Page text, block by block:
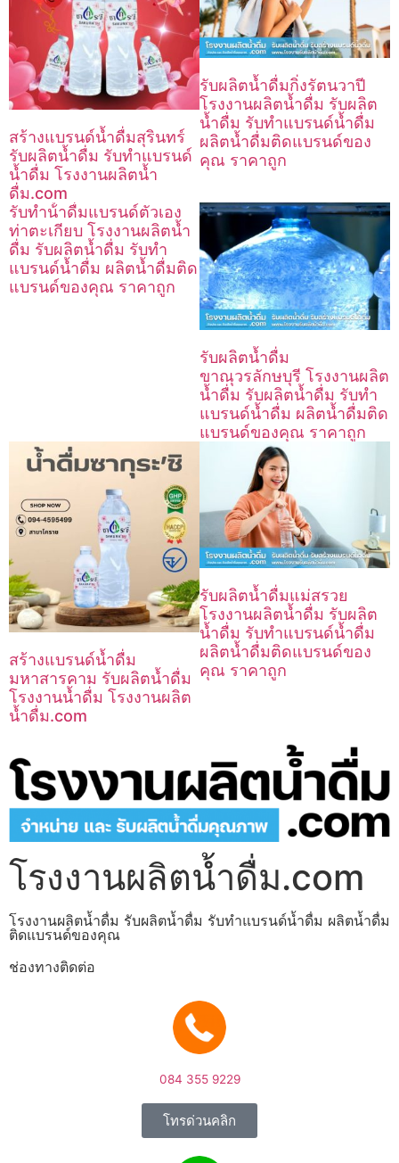
สร้างแบรนด์น้ำดื่มสุรินทร์
รับผลิตน้ำดื่ม รับทำแบรนด์
น้ำดื่ม โรงงานผลิตน้ำ
ดื่ม.com
รับผลิตน้ำดื่มกิ่งรัตนวาปี
โรงงานผลิตน้ำดื่ม รับผลิต
น้ำดื่ม รับทำแบรนด์น้ำดื่ม
ผลิตน้ำดื่มติดแบรนด์ของ
คุณ ราคาถูก
รับทําน้ําดื่มแบรนด์ตัวเอง
ท่าตะเกียบ โรงงานผลิตน้ำ
ดื่ม รับผลิตน้ำดื่ม รับทำ
แบรนด์น้ำดื่ม ผลิตน้ำดื่มติด
แบรนด์ของคุณ ราคาถูก
รับผลิตน้ำดื่ม
ขาณุวรลักษบุรี โรงงานผลิต
น้ำดื่ม รับผลิตน้ำดื่ม รับทำ
แบรนด์น้ำดื่ม ผลิตน้ำดื่มติด
แบรนด์ของคุณ ราคาถูก
สร้างแบรนด์น้ำดื่ม
มหาสารคาม รับผลิตน้ำดื่ม
โรงงานน้ำดื่ม โรงงานผลิต
น้ำดื่ม.com
รับผลิตน้ำดื่มแม่สรวย
โรงงานผลิตน้ำดื่ม รับผลิต
น้ำดื่ม รับทำแบรนด์น้ำดื่ม
ผลิตน้ำดื่มติดแบรนด์ของ
คุณ ราคาถูก
โรงงานผลิตน้ำดื่ม.com
โรงงานผลิตน้ำดื่ม รับผลิตน้ำดื่ม รับทำแบรนด์น้ำดื่ม ผลิตน้ำดื่ม
ติดแบรนด์ของคุณ
ช่องทางติดต่อ
084 355 9229
โทรด่วนคลิก